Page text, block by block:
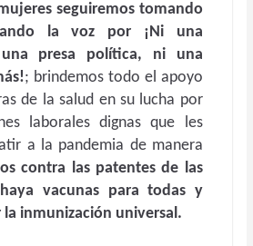
seguiremos tomando
la voz por ¡Ni una
presa política, ni una
; brindemos todo el apoyo
de la salud en su lucha por
laborales dignas que les
a la pandemia de manera
contra las patentes de las
vacunas para todas y
inmunización universal.